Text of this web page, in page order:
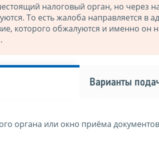
налоговый орган, но через
То есть жалоба направляется в
которого обжалуются и именно
Варианты
органа или окно приёма